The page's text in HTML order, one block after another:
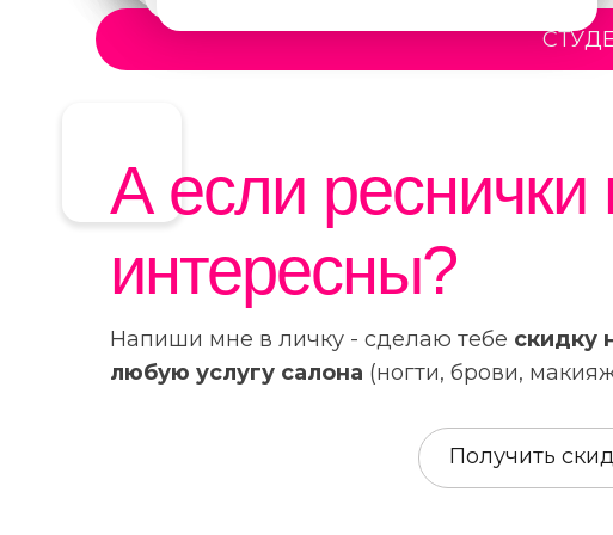
Получить
Напиши мне в личку - сделаю тебе скидку
любую услугу салона (ногти, брови,
А если реснички
интересны?